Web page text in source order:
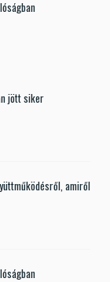
jött siker
amiről